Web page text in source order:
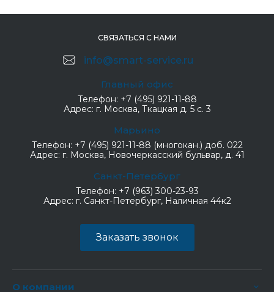
СВЯЗАТЬСЯ С НАМИ
info@smart-service.ru
Главный офис
Телефон: +7 (495) 921-11-88
Адрес: г. Москва, Ткацкая д. 5 с. 3
Марьино
Телефон: +7 (495) 921-11-88 (многокан.) доб. 022
Адрес: г. Москва, Новочеркасский бульвар, д. 41
Санкт-Петербург
Телефон: +7 (963) 300-23-93
Адрес: г. Санкт-Петербург, Наличная 44к2
Заказать звонок
О компании